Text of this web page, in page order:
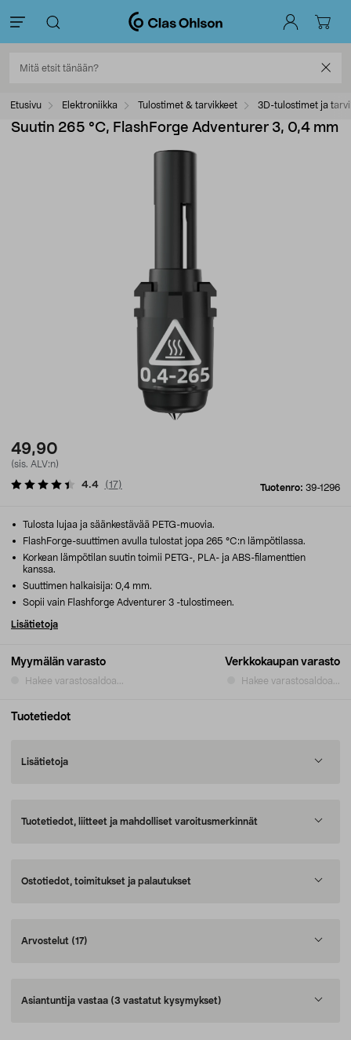
Etusivu Elektroniikka Tulostimet & tarvikkeet 3D-tulostimet ja
Suutin 265 °C, FlashForge Adventurer 3, 0,4 mm
49,90
(sis. ALV:n)
Tuotenro: 39-1296
4.4 (17)
Myymälän varasto
Hakee varastosaldoa...
Verkkokaupan varasto
Hakee varastosaldoa...
Tulosta lujaa ja säänkestävää PETG-muovia.
FlashForge-suuttimen avulla tulostat jopa 265 °C:n lämpötilassa.
Korkean lämpötilan suutin toimii PETG-, PLA- ja ABS-filamenttien
kanssa.
Suuttimen halkaisija: 0,4 mm.
Sopii vain Flashforge Adventurer 3 -tulostimeen.
Lisätietoja
Tuotetiedot
Lisätietoja
Tuotetiedot, liitteet ja mahdolliset varoitusmerkinnät
Ostotiedot, toimitukset ja palautukset
Arvostelut (17)
Asiantuntija vastaa (3 vastatut kysymykset)